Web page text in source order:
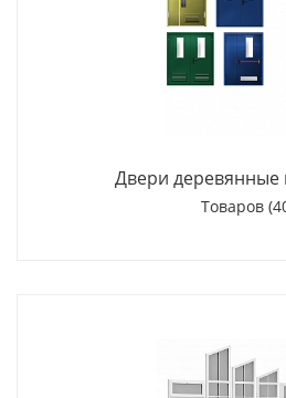
Двери деревянные
Товаров